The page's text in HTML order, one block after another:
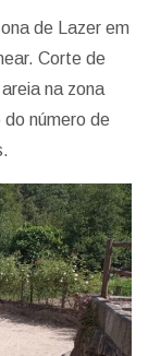
de Lazer em
Corte de
na zona
número de